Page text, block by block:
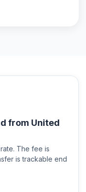
from United
The fee is
is trackable end